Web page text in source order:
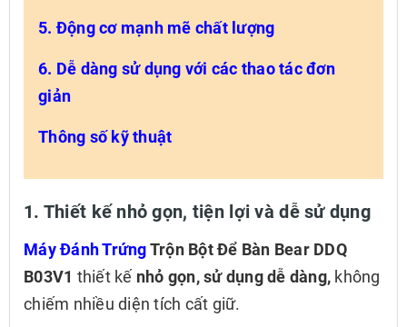
5. Động cơ mạnh mẽ chất lượng
6. Dễ dàng sử dụng với các thao tác đơn
giản
Thông số kỹ thuật
1. Thiết kế nhỏ gọn, tiện lợi và dễ sử dụng
Máy Đánh TrứngTrộn Bột Để Bàn Bear DDQ
B03V1 thiết kế nhỏ gọn, sử dụng dễ dàng, không
chiếm nhiều diện tích cất giữ.